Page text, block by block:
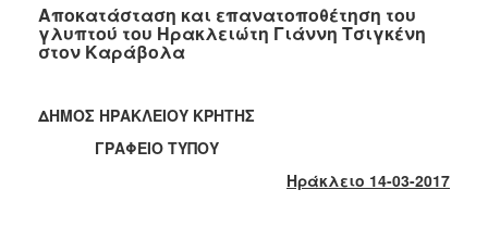
2022
2021
Αποκατάσταση και επανατοποθέτηση του
γλυπτού του Ηρακλειώτη Γιάννη Τσιγκένη
στον Καράβολα
ΔΗΜΟΣ ΗΡΑΚΛΕΙΟΥ ΚΡΗΤΗΣ
ΓΡΑΦΕΙΟ ΤΥΠΟΥ
Ηράκλειο 14-03-2017